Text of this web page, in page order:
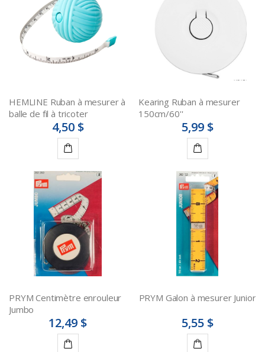
HEMLINE Ruban à mesurer à
balle de fil à tricoter
4,50 $
panier
Kearing Ruban à mesurer
150cm/60''
5,99 $
au
panier
PRYM Centimètre enrouleur
Jumbo
12,49 $
PRYM Galon à mesurer Junior
5,55 $